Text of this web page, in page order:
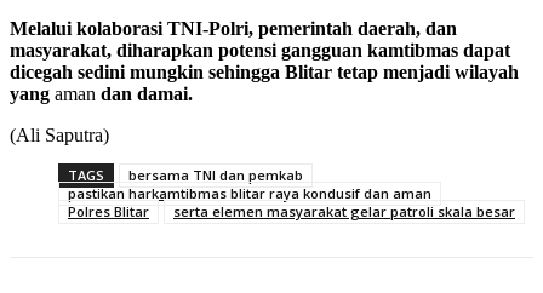
Melalui kolaborasi TNI-Polri, pemerintah daerah, dan
masyarakat, diharapkan potensi gangguan kamtibmas dapat
dicegah sedini mungkin sehingga Blitar tetap menjadi wilayah
yang aman dan damai.
(Ali Saputra)
TAGS
bersama TNI dan pemkab
pastikan harkamtibmas blitar raya kondusif dan aman
Polres Blitar
serta elemen masyarakat gelar patroli skala besar